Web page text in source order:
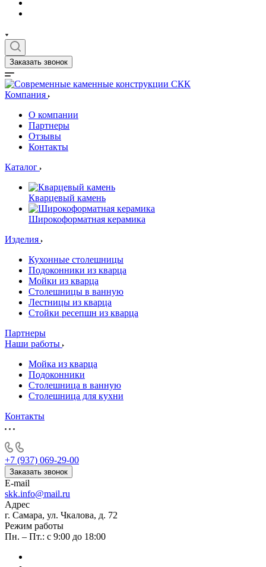
Заказать звонок
Компания
О компании
Партнеры
Отзывы
Контакты
Каталог
Кварцевый камень
Широкоформатная керамика
Изделия
Кухонные столешницы
Подоконники из кварца
Мойки из кварца
Столешницы в ванную
Лестницы из кварца
Стойки ресепшн из кварца
Партнеры
Наши работы
Мойка из кварца
Подоконники
Столешница в ванную
Столешница для кухни
Контакты
+7 (937) 069-29-00
Заказать звонок
E-mail
skk.info@mail.ru
Адрес
г. Самара, ул. Чкалова, д. 72
Режим работы
Пн. – Пт.: с 9:00 до 18:00